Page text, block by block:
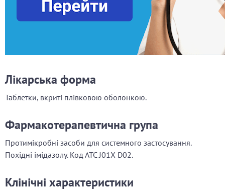
Лікарська форма
Таблетки, вкриті плівковою оболонкою.
Фармакотерапевтична група
Протимікробні засоби для системного застосування.
Похідні імідазолу. Код АТС J01X D02.
Клінічні характеристики